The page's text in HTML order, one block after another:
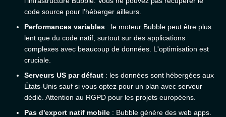
code source pour l'héberger ailleurs.
Performances variables : le moteur Bubble peut être plus
lent que du code natif, surtout sur des applications
complexes avec beaucoup de données. L'optimisation est
cruciale.
Serveurs US par défaut : les données sont hébergées aux
États-Unis sauf si vous optez pour un plan avec serveur
dédié. Attention au RGPD pour les projets européens.
Pas d'export natif mobile : Bubble génère des web apps.